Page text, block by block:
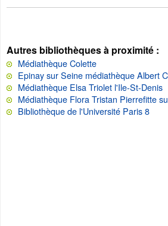
Autres bibliothèques à proximité :
Médiathèque Colette
Epinay sur Seine médiathèque Albert
Médiathèque Elsa Triolet l'Ile-St-Denis
Médiathèque Flora Tristan Pierrefitte
Bibliothèque de l'Université Paris 8